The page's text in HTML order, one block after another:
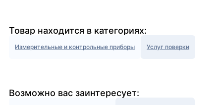
Товар находится в категориях:
Измерительные и контрольные приборы Услуг поверки
Возможно вас заинтересует: